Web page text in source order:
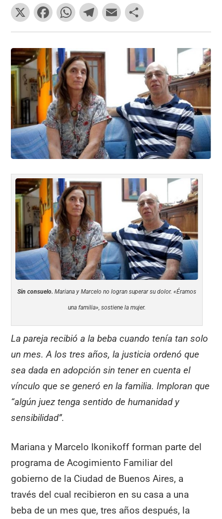
X
F
a
c
e
b
o
o
k
W
h
s
A
p
p
T
el
gr
a
m
E
m
ai
o
m
p
ar
tir
Sin consuelo. Mariana y Marcelo no logran superar su dolor. «Éramos
una familia», sostiene la mujer.
La pareja recibió a la beba cuando tenía tan solo
un mes. A los tres años, la justicia ordenó que
sea dada en adopción sin tener en cuenta el
vínculo que se generó en la familia. Imploran que
“algún juez tenga sentido de humanidad y
sensibilidad”.
Mariana y Marcelo Ikonikoff forman parte del
programa de Acogimiento Familiar del
gobierno de la Ciudad de Buenos Aires, a
través del cual recibieron en su casa a una
beba de un mes que, tres años después, la